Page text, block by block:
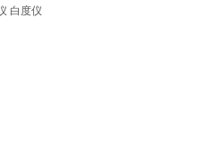
白度仪